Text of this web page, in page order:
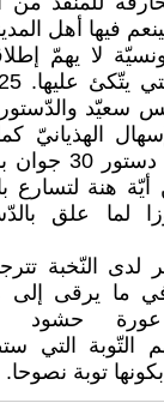
فيها أهل
لا يهمّ
سعيّد
الهذيانيّ
إحدى
هنة لتسارع
لما علق
لدى النّخبة
ما يرقى إلى
حشود
التّوبة التي
توبة نصوحا.